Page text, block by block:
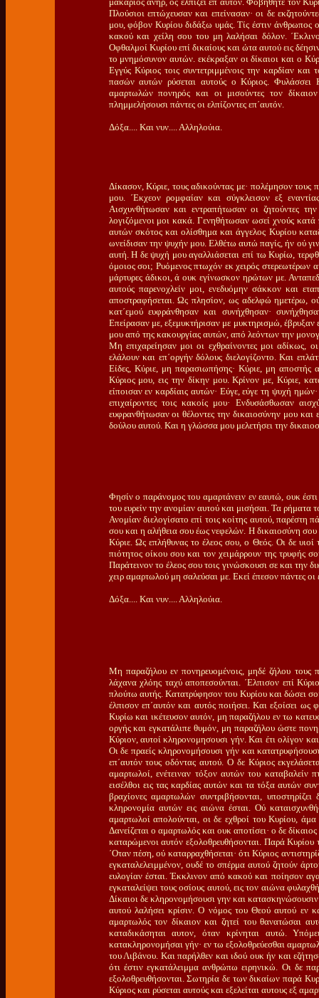
Πλούσιοι επτώχευσαν και επείνασαν· οι δε
μου, φόβον Κυρίου διδάξω υμάς. Τίς έστιν
κακού και χείλη σου του μη λαλήσαι δόλον.
Οφθαλμοί Κυρίου επί δικαίους και ώτα αυτού εις
το μνημόσυνον αυτών. εκέκραξαν οι δίκαιοι και ο
Εγγύς Κύριος τοις συντετριμμένοις την καρδίαν
πασών αυτών ρύσεται αυτούς ο Κύριος. Φυλάσσει
αμαρτωλών πονηρός και οι μισούντες τον
πλημμελήσουσι πάντες οι ελπίζοντες επ΄αυτόν.
Δόξα.... Και νυν.... Αλληλούια.
Δίκασον, Κύριε, τους αδικούντας με· πολέμησον τους
μου. ΄Εκχεον ρομφαίαν και σύγκλεισον εξ
Αισχυνθήτωσαν και εντραπήτωσαν οι ζητούντες
λογιζόμενοι μοι κακά. Γενηθήτωσαν ωσεί χνούς
αυτών σκότος και ολίσθημα και άγγελος Κυρίου
ωνείδισαν την ψυχήν μου. Ελθέτω αυτώ παγίς, ήν ού
αυτή. Η δε ψυχή μου αγαλλιάσεται επί τω Κυρίω,
όμοιος σοι; Ρυόμενος πτωχόν εκ χειρός
μάρτυρες άδικοι, ά ουκ εγίνωσκον ηρώτων με.
αυτούς παρενοχλείν μοι, ενεδυόμην σάκκον και
αποστραφήσεται. Ως πλησίον, ως αδελφώ ημετέρω,
κατ΄εμού ευφράνθησαν και συνήχθησαν·
Επείρασαν με, εξεμυκτήρισαν με μυκτηρισμώ,
μου από της κακουργίας αυτών, από λεόντων την
Μη επιχαρείησαν μοι οι εχθραίνοντες μοι αδίκως,
ελάλουν και επ΄οργήν δόλους διελογίζοντο. Και
Είδες, Κύριε, μη παρασιωπήσης· Κύριε, μη αποστής
Κύριος μου, εις την δίκην μου. Κρίνον με, Κύριε,
είποισαν εν καρδίαις αυτών· Εύγε, εύγε τη ψυχή
επιχαίροντες τοις κακοίς μου· Ενδυσάσθωσαν
ευφρανθήτωσαν οι θέλοντες την δικαιοσύνην μου
δούλου αυτού. Και η γλώσσα μου μελετήσει την
Φησίν ο παράνομος του αμαρτάνειν εν εαυτώ, ουκ
του ευρείν την ανομίαν αυτού και μισήσαι. Τα ρήματα
Ανομίαν διελογίσατο επί τοις κοίτης αυτού,
σου και η αλήθεια σου έως νεφελών. Η δικαιοσύνη
Κύριε. Ως επλήθυνας το έλεος σου, ο Θεός. Οι δε
πιότητος οίκου σου και τον χειμάρρουν της
Παράτεινον το έλεος σου τοις γινώσκουσι σε και την
χειρ αμαρτωλού μη σαλεύσαι με. Εκεί έπεσον πάντες
Δόξα.... Και νυν.... Αλληλούια.
Μη παραζήλου εν πονηρευομένοις, μηδέ ζήλου τους
λάχανα χλόης ταχύ αποπεσούνται. ΄Ελπισον επί
πλούτω αυτής. Κατατρύφησον του Κυρίου και δώσει
έλπισον επ΄αυτόν και αυτός ποιήσει. Και εξοίσει
Κυρίω και ικέτευσον αυτόν, μη παραζήλου εν τω
οργής και εγκατάλιπε θυμόν, μη παραζήλου ώστε
Κύριον, αυτοί κληρονομησουσι γήν. Και έτι ολίγον
Οι δε πραείς κληρονομήσουσι γήν και
επ΄αυτόν τους οδόντας αυτού. Ο δε Κύριος
αμαρτωλοί, ενέτειναν τόξον αυτών του
εισέλθοι εις τας καρδίας αυτών και τα τόξα αυτών
βραχίονες αμαρτωλών συντριβήσονται,
κληρονομία αυτών εις αιώνα έσται. Ού
αμαρτωλοί απολούνται, οι δε εχθροί του Κυρίου,
Δανείζεται ο αμαρτωλός και ουκ αποτίσει· ο δε
καταρώμενοι αυτόν εξολοθρευθήσονται. Παρά
΄Οταν πέση, ού καταρραχθήσεται· ότι Κύριος
εγκαταλελειμμένον, ουδέ το σπέρμα αυτού ζητούν
ευλογίαν έσται. Έκκλινον από κακού και ποίησον
εγκαταλείψει τους οσίους αυτού, εις τον αιώνα
Δίκαιοι δε κληρονομήσουσι γην και
αυτού λαλήσει κρίσιν. Ο νόμος του Θεού αυτού εν
αμαρτωλός τον δίκαιον και ζητεί του θανατώσαι
καταδικάσηται αυτον, όταν κρίνηται αυτώ.
κατακληρονομήσαι γήν· εν τω εξολοθρεύεσθαι
του Λιβάνου. Και παρήλθεν και ιδού ουκ ήν και
ότι έστιν εγκατάλειμμα ανθρώπω ειρηνικώ. Οι δε
εξολοθρευθήσονται. Σωτηρία δε των δικαίων παρά
Κύριος και ρύσεται αυτούς και εξελείται αυτους εξ